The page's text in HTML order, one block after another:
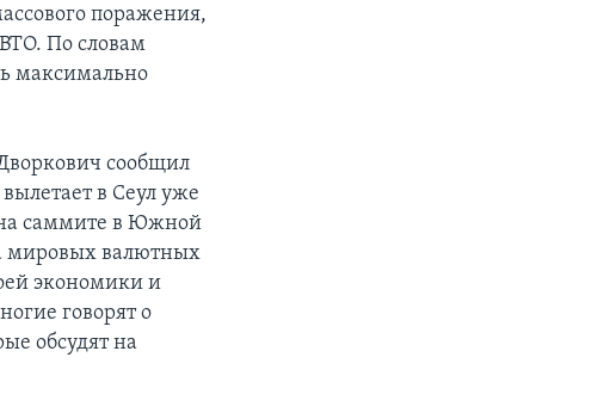
поражения,
По словам
максимально
сообщил
в Сеул уже
саммите в Южной
мировых валютных
экономики и
говорят о
обсудят на